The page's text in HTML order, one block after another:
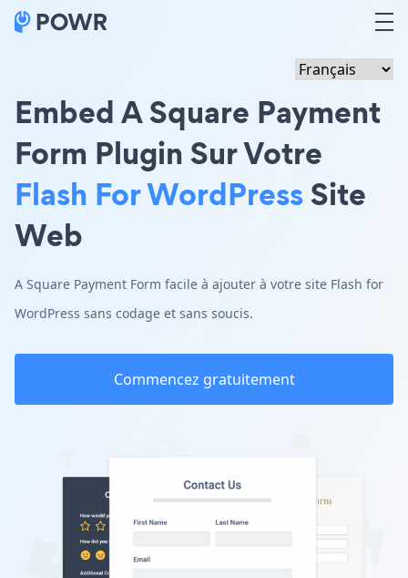
Embed A Square Payment
Form Plugin Sur Votre
Flash For WordPressSite
Web
A Square Payment Form facile à ajouter à votre site Flash for
WordPress sans codage et sans soucis.
Commencez gratuitement